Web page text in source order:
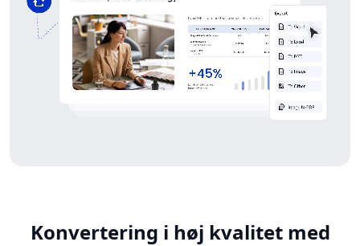
Konvertering i høj kvalitet med